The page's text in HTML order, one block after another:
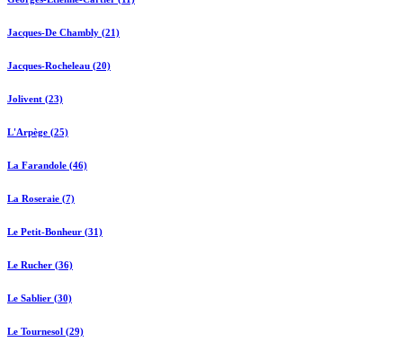
Jacques-De Chambly (21)
Jacques-Rocheleau (20)
Jolivent (23)
L'Arpège (25)
La Farandole (46)
La Roseraie (7)
Le Petit-Bonheur (31)
Le Rucher (36)
Le Sablier (30)
Le Tournesol (29)